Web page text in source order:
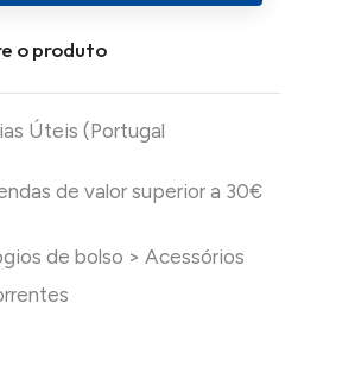
o produto
Úteis (Portugal
de valor superior a 30€
de bolso > Acessórios